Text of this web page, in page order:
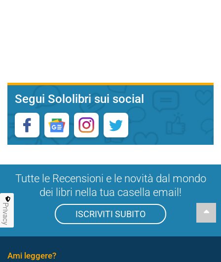
Segui Sololibri sui social
Tutte le Recensioni e le novità dal mondo
dei libri nella tua casella email!
ISCRIVITI SUBITO
Ami leggere?
Privacy